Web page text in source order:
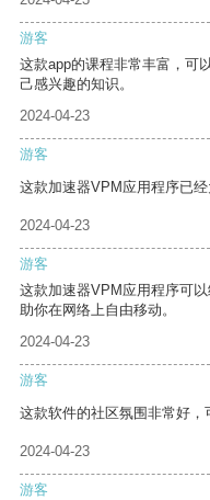
游客
这款app的课程非常丰富，可
己感兴趣的知识。
2024-04-23
游客
这款加速器VPM应用程序已
2024-04-23
游客
这款加速器VPM应用程序可
助你在网络上自由移动。
2024-04-23
游客
这款软件的社区氛围非常好，
2024-04-23
游客